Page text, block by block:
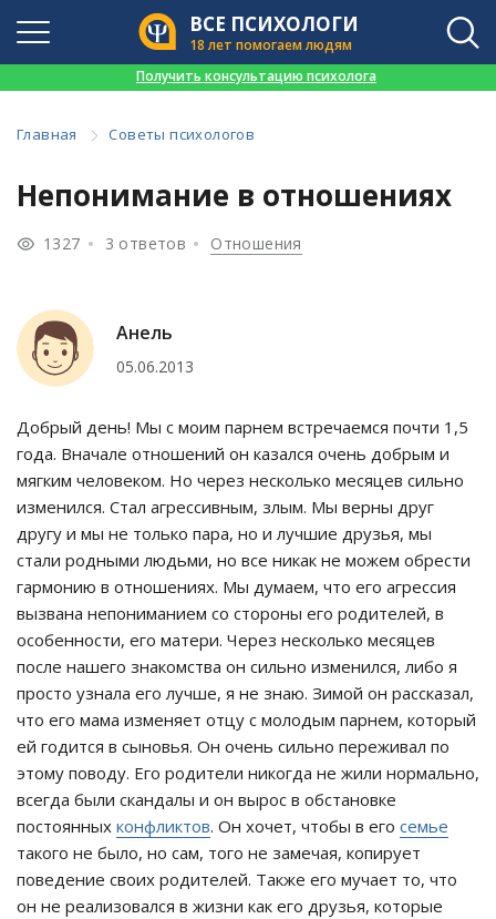
ВСЕ ПСИХОЛОГИ
18 лет помогаем людям
Получить консультацию психолога
Главная Советы психологов
Непонимание в отношениях
1327 3 ответов Отношения
Анель
05.06.2013
Добрый день! Мы с моим парнем встречаемся почти 1,5
года. Вначале отношений он казался очень добрым и
мягким человеком. Но через несколько месяцев сильно
изменился. Стал агрессивным, злым. Мы верны друг
другу и мы не только пара, но и лучшие друзья, мы
стали родными людьми, но все никак не можем обрести
гармонию в отношениях. Мы думаем, что его агрессия
вызвана непониманием со стороны его родителей, в
особенности, его матери. Через несколько месяцев
после нашего знакомства он сильно изменился, либо я
просто узнала его лучше, я не знаю. Зимой он рассказал,
что его мама изменяет отцу с молодым парнем, который
ей годится в сыновья. Он очень сильно переживал по
этому поводу. Его родители никогда не жили нормально,
всегда были скандалы и он вырос в обстановке
постоянных конфликтов. Он хочет, чтобы в его семье
такого не было, но сам, того не замечая, копирует
поведение своих родителей. Также его мучает то, что
он не реализовался в жизни как его друзья, которые